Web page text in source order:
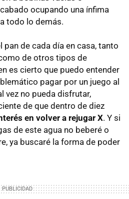
ocupando una ínfima
todo lo demás.
de cada día en casa, tanto
de otros tipos de
es cierto que puedo entender
pagar por un juego al
vez no pueda disfrutar,
de que dentro de diez
en volver a rejugar X. Y si
de este agua no beberé o
ya buscaré la forma de poder